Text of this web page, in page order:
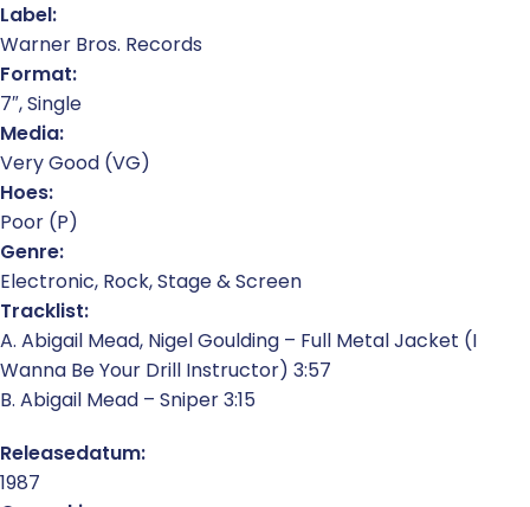
Label:
Warner Bros. Records
Format:
7″, Single
Media:
Very Good (VG)
Hoes:
Poor (P)
Genre:
Electronic, Rock, Stage & Screen
Tracklist:
A. Abigail Mead, Nigel Goulding – Full Metal Jacket (I
Wanna Be Your Drill Instructor) 3:57
B. Abigail Mead – Sniper 3:15
Releasedatum:
1987